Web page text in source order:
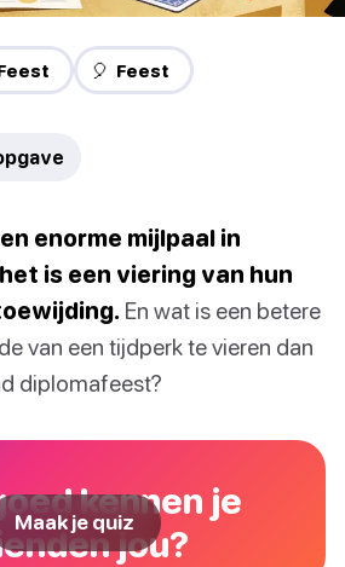
🎈 Feest
enorme mijlpaal in
is een viering van hun
En wat is een betere
van een tijdperk te vieren dan
diplomafeest?
kennen je
jou?
Maak je quiz